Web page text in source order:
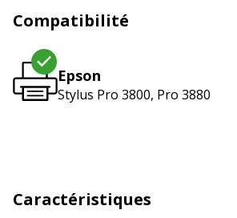
Compatibilité
Epson
Stylus Pro 3800, Pro 3880
Caractéristiques